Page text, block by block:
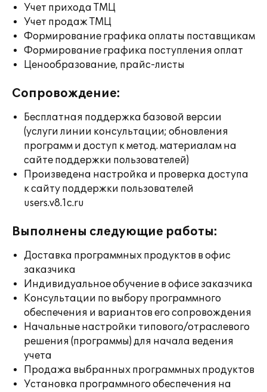
Учет прихода ТМЦ
Учет продаж ТМЦ
Формирование графика оплаты поставщикам
Формирование графика поступления оплат
Ценообразование, прайс-листы
Сопровождение:
Бесплатная поддержка базовой версии
(услуги линии консультации; обновления
программ и доступ к метод. материалам на
сайте поддержки пользователей)
Произведена настройка и проверка доступа
к сайту поддержки пользователей
users.v8.1c.ru
Выполнены следующие работы:
Доставка программных продуктов в офис
заказчика
Индивидуальное обучение в офисе заказчика
Консультации по выбору программного
обеспечения и вариантов его сопровождения
Начальные настройки типового/отраслевого
решения (программы) для начала ведения
учета
Продажа выбранных программных продуктов
Установка программного обеспечения на